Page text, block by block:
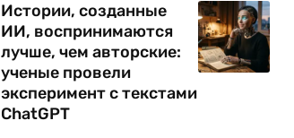
Истории, созданные
ИИ, воспринимаются
лучше, чем авторские:
ученые провели
эксперимент с текстами
ChatGPT